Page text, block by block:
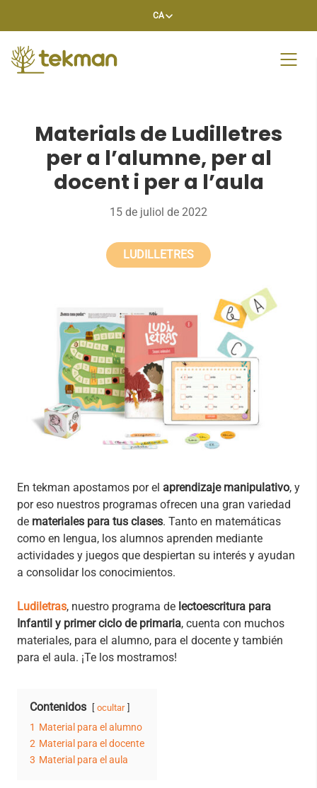
CA
Materials de Ludilletres
per a l’alumne, per al
docent i per a l’aula
15 de juliol de 2022
LUDILLETRES
En tekman apostamos por el aprendizaje manipulativo, y
por eso nuestros programas ofrecen una gran variedad
de materiales para tus clases. Tanto en matemáticas
como en lengua, los alumnos aprenden mediante
actividades y juegos que despiertan su interés y ayudan
a consolidar los conocimientos.
Ludiletras, nuestro programa de lectoescritura para
Infantil y primer ciclo de primaria, cuenta con muchos
materiales, para el alumno, para el docente y también
para el aula. ¡Te los mostramos!
Contenidos ocultar
1 Material para el alumno
2 Material para el docente
3 Material para el aula